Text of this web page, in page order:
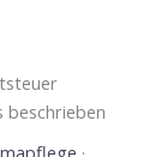
beschrieben
·